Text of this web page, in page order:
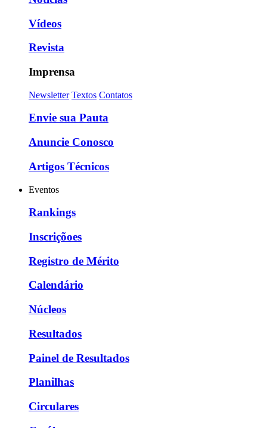
Vídeos
Revista
Imprensa
Newsletter Textos Contatos
Envie sua Pauta
Anuncie Conosco
Artigos Técnicos
Eventos
Rankings
Inscriçõoes
Registro de Mérito
Calendário
Núcleos
Resultados
Painel de Resultados
Planilhas
Circulares